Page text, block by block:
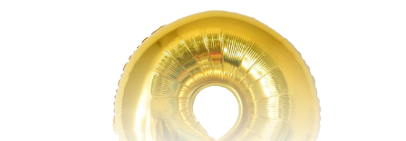
Jucarii pentru copii